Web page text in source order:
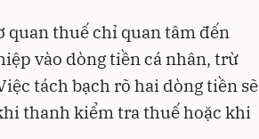
quan thuế chỉ quan tâm đến
vào dòng tiền cá nhân, trừ
tách bạch rõ hai dòng tiền sẽ
thanh kiểm tra thuế hoặc khi